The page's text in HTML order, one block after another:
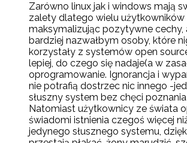
Zarówno linux jak i windows mają
zalety dlatego wielu
maksymalizując pozytywne
bardziej nazwałbym osoby, które
korzystały z systemów open
lepiej, do czego się nadaje(a w
oprogramowanie. Ignorancja i
nie potrafią dostrzec nic innego -
słuszny system bez chęci
Natomiast użytkownicy ze świata
świadomi istnienia czegoś więcej
jedynego słusznego systemu,